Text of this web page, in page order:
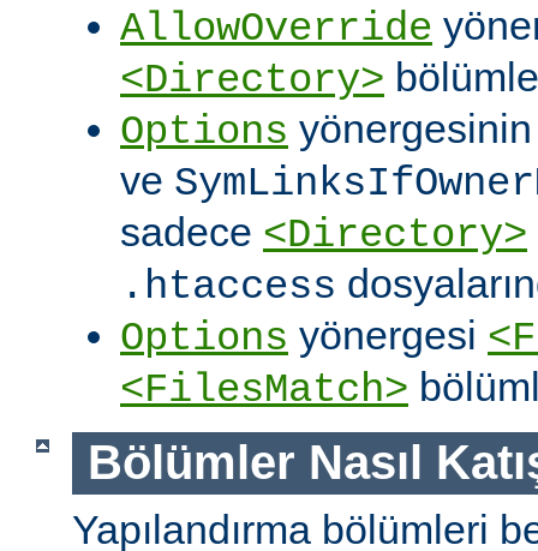
AllowOverride
<Directory>
Options
ve
sadece <Directory>
.htaccess
Options yönergesi
<FilesMatch>
Bölümler Nasıl
Yapılandırma bölümleri